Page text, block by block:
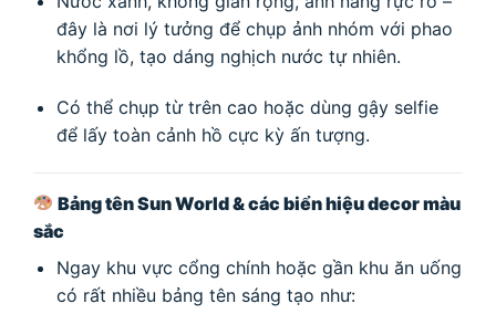
đây là nơi lý tưởng để chụp ảnh nhóm với phao
khổng lồ, tạo dáng nghịch nước tự nhiên.
Có thể chụp từ trên cao hoặc dùng gậy selfie
để lấy toàn cảnh hồ cực kỳ ấn tượng.
Bảng tên Sun World & các biển hiệu decor màu
sắc
Ngay khu vực cổng chính hoặc gần khu ăn uống
có rất nhiều bảng tên sáng tạo như: